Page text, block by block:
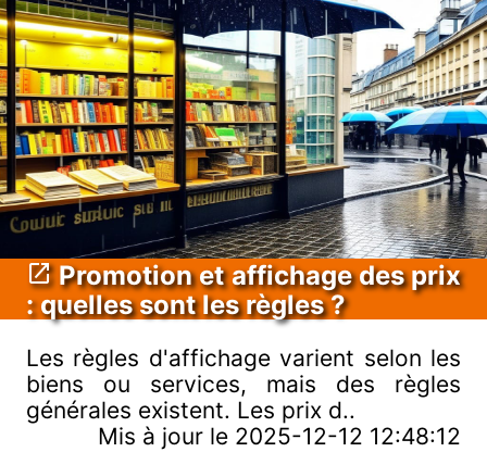
Promotion et affichage des prix
: quelles sont les règles ?
Les règles d'affichage varient selon les
biens ou services, mais des règles
générales existent. Les prix d..
Mis à jour le 2025-12-12 12:48:12